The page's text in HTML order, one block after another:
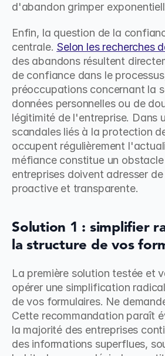
d'abandon grimper
Enfin, la question de la
centrale. Selon les recherches
des abandons résultent
de confiance dans le
préoccupations concernant la
données personnelles ou de
légitimité de l'entreprise. Dans
scandales liés à la protection
occupent régulièrement
méfiance constitue un obstacle
entreprises doivent adresser
proactive et transparente.
Solution 1 : simplifier
la structure de vos
La première solution testée et
opérer une simplification
de vos formulaires. Ne
Cette recommandation paraît
la majorité des entreprises
des informations superflues,